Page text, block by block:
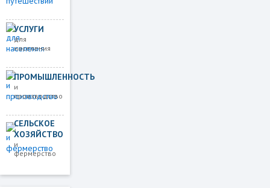
УСЛУГИ
для
населения
ПРОМЫШЛЕННОСТЬ
и
производство
СЕЛЬСКОЕ
ХОЗЯЙСТВО
и
фермерство